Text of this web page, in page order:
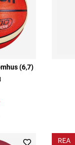
(6,7)
REA